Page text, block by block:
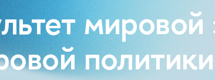
политики